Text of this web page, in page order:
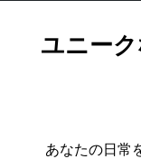
ユニー
あなたの日常